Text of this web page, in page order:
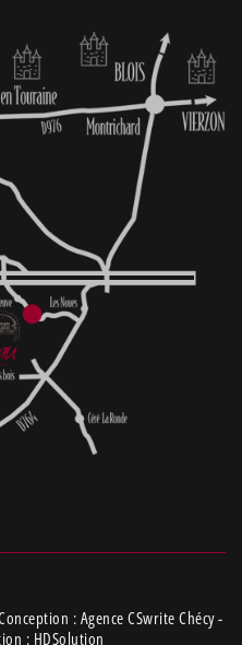
: Agence CSwrite Chécy -
: HDSolution